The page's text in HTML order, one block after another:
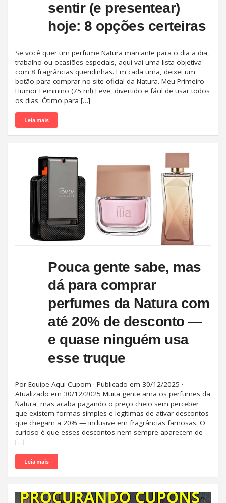
sentir (e presentear)
hoje: 8 opções certeiras
Se você quer um perfume Natura marcante para o dia a dia,
trabalho ou ocasiões especiais, aqui vai uma lista objetiva
com 8 fragrâncias queridinhas. Em cada uma, deixei um
botão para comprar no site oficial da Natura. Meu Primeiro
Humor Feminino (75 ml) Leve, divertido e fácil de usar todos
os dias. Ótimo para […]
Leia mais
Pouca gente sabe, mas
dá para comprar
perfumes da Natura com
até 20% de desconto —
e quase ninguém usa
esse truque
Por Equipe Aqui Cupom · Publicado em 30/12/2025 ·
Atualizado em 30/12/2025 Muita gente ama os perfumes da
Natura, mas acaba pagando o preço cheio sem perceber
que existem formas simples e legítimas de ativar descontos
que chegam a 20% — inclusive em fragrâncias famosas. O
curioso é que esses descontos nem sempre aparecem de
[…]
Leia mais